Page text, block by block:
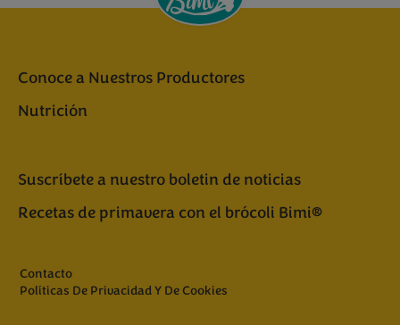
Conoce a Nuestros Productores
Nutrición
Suscríbete a nuestro boletin de noticias
Recetas de primavera con el brócoli Bimi®
Contacto
Políticas De Privacidad Y De Cookies